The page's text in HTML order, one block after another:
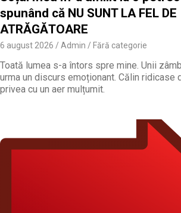
spunând că NU SUNT LA FEL DE
ATRĂGĂTOARE
6 august 2026 Admin Fără categorie
Toată lumea s-a întors spre mine. Unii
urma un discurs emoționant. Călin ridicase
privea cu un aer mulțumit.